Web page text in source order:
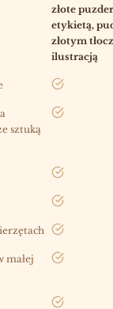
złote
etykietą,
złotym
ilustracją
tak
sztuką
tak
tak
tak
tak
małej
tak
tak